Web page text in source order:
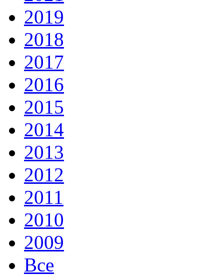
2019
2018
2017
2016
2015
2014
2013
2012
2011
2010
2009
Все